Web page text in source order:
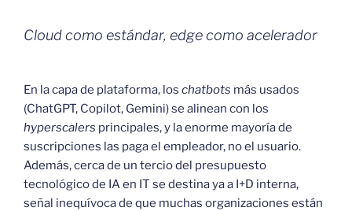
Cloud como estándar, edge como acelerador
En la capa de plataforma, los chatbots más usados
(ChatGPT, Copilot, Gemini) se alinean con los
hyperscalers principales, y la enorme mayoría de
suscripciones las paga el empleador, no el usuario.
Además, cerca de un tercio del presupuesto
tecnológico de IA en IT se destina ya a I+D interna,
señal inequívoca de que muchas organizaciones están